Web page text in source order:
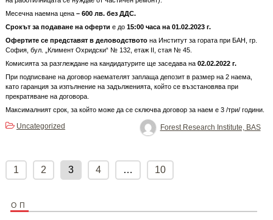
Месечна наемна цена – 600лв. без ДДС.
Срокът за подаване на оферти е до 15:00 часа на01.02.2023г.
Офертите се представят в деловодството на Институт за гората при БАН, гр.
София, бул. „Климент Охридски“ № 132, етаж II, стая № 45.
Комисията за разглеждане на кандидатурите ще заседава на 02.02.2022 г.
При подписване на договор наемателят заплаща депозит в размер на 2 наема,
като гаранция за изпълнение на задълженията, който се възстановява при
прекратяване на договора.
Максималният срок, за който може да се сключва договор за наем е 3 /три/ години.
Forest Research Institute, BAS
Uncategorized
pagination
1 2 3 4 … 10
ОП